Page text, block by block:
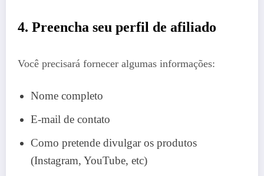
4. Preencha seu perfil de afiliado
Você precisará fornecer algumas informações:
Nome completo
E-mail de contato
Como pretende divulgar os produtos
(Instagram, YouTube, etc)